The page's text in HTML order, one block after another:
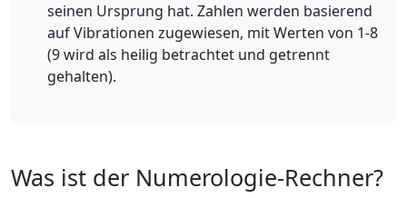
seinen Ursprung hat. Zahlen werden basierend
auf Vibrationen zugewiesen, mit Werten von 1-8
(9 wird als heilig betrachtet und getrennt
gehalten).
Was ist der Numerologie-Rechner?